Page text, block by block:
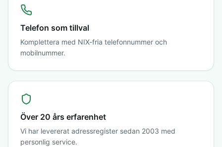
Telefon som tillval
Komplettera med NIX-fria telefonnummer och
mobilnummer.
Över 20 års erfarenhet
Vi har levererat adressregister sedan 2003 med
personlig service.